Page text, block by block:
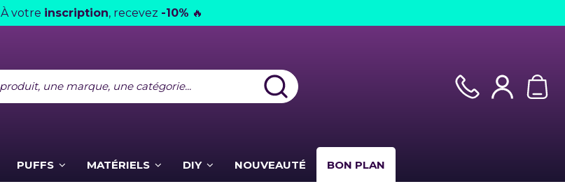
À votre inscription, recevez -10% 🔥
PUFFS MATÉRIELS DIY NOUVEAUTÉ BON PLAN